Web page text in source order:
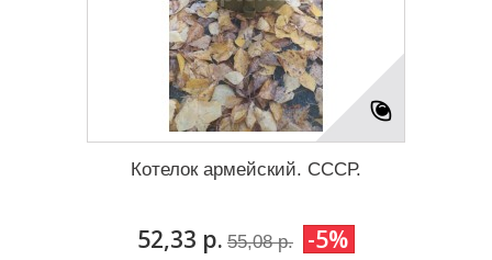
Котелок армейский. СССР.
52,33 р. 55,08 р. -5%